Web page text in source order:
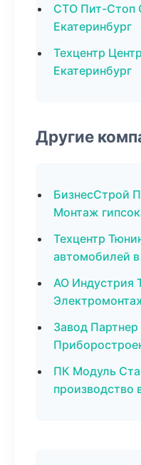
СТО Пит-Стоп
Екатеринбург
Техцентр
Екатеринбург
Другие
БизнесСтрой
Монтаж
Техцентр
автомобилей
АО Индустрия
Завод Партнер
ПК Модуль
производство